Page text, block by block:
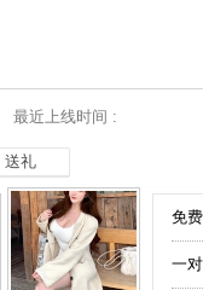
最近上线时间 :
送礼
免
一